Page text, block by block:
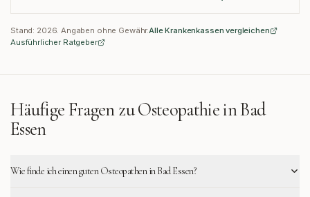
Stand: 2026. Angaben ohne Gewähr.Alle Krankenkassen vergleichen
Ausführlicher Ratgeber
Häufige Fragen zu Osteopathie inBad
Essen
Wie finde ich einen guten Osteopathen in Bad Essen?